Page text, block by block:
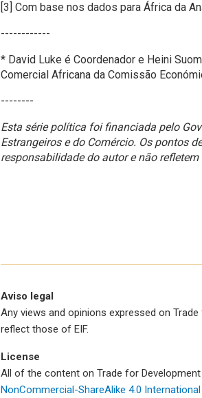
[3] Com base nos dados para África da
------------
* David Luke é Coordenador e Heini
Comercial Africana da Comissão
--------
Esta série política foi financiada pelo
Estrangeiros e do Comércio. Os pontos
responsabilidade do autor e não
Aviso legal
Any views and opinions expressed on
reflect those of EIF.
License
All of the content on Trade for
NonCommercial-ShareAlike 4.0